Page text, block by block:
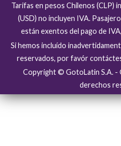
Tarifas en pesos Chilenos (CLP)
(USD) no incluyen IVA.
están exentos del pago de
Si hemos incluído
reservados, por favór
Copyright © GotoLatin S.A. -
derechos